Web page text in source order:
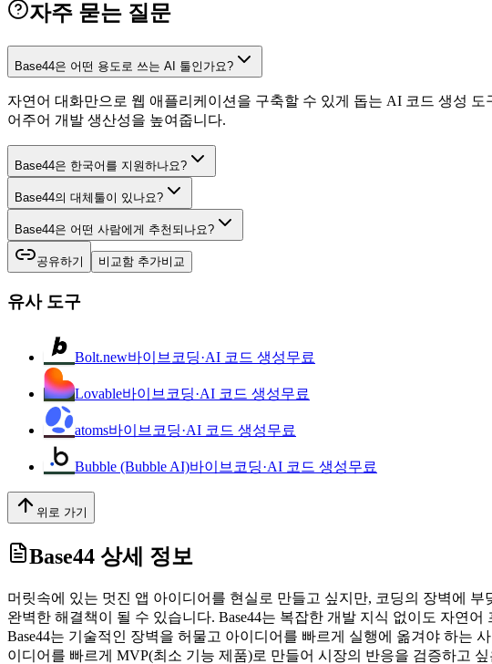
자주 묻는 질문
Base44은 어떤 용도로 쓰는 AI 툴인가요?
자연어 대화만으로 웹 애플리케이션을 구축할 수 있게 돕는 AI 코드 생성
어주어 개발 생산성을 높여줍니다.
Base44은 한국어를 지원하나요?
Base44의 대체툴이 있나요?
Base44은 어떤 사람에게 추천되나요?
공유하기 비교함 추가비교
유사 도구
Bolt.new바이브코딩·AI 코드 생성무료
Lovable바이브코딩·AI 코드 생성무료
atoms바이브코딩·AI 코드 생성무료
Bubble (Bubble AI)바이브코딩·AI 코드 생성무료
위로 가기
Base44 상세 정보
머릿속에 있는 멋진 앱 아이디어를 현실로 만들고 싶지만, 코딩의 장벽에
완벽한 해결책이 될 수 있습니다. Base44는 복잡한 개발 지식 없이도 자연
Base44는 기술적인 장벽을 허물고 아이디어를 빠르게 실행에 옮겨야 하는
이디어를 빠르게 MVP(최소 기능 제품)로 만들어 시장의 반응을 검증하고